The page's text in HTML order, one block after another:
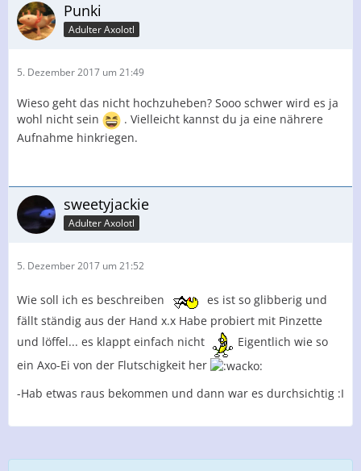
Punki
Adulter Axolotl
5. Dezember 2017 um 21:49
Wieso geht das nicht hochzuheben? Sooo schwer wird es ja
wohl nicht sein
. Vielleicht kannst du ja eine nährere
Aufnahme hinkriegen.
sweetyjackie
Adulter Axolotl
5. Dezember 2017 um 21:52
Wie soll ich es beschreiben
es ist so glibberig und
fällt ständig aus der Hand x.x Habe probiert mit Pinzette
und löffel... es klappt einfach nicht
Eigentlich wie so
ein Axo-Ei von der Flutschigkeit her
-Hab etwas raus bekommen und dann war es durchsichtig :I